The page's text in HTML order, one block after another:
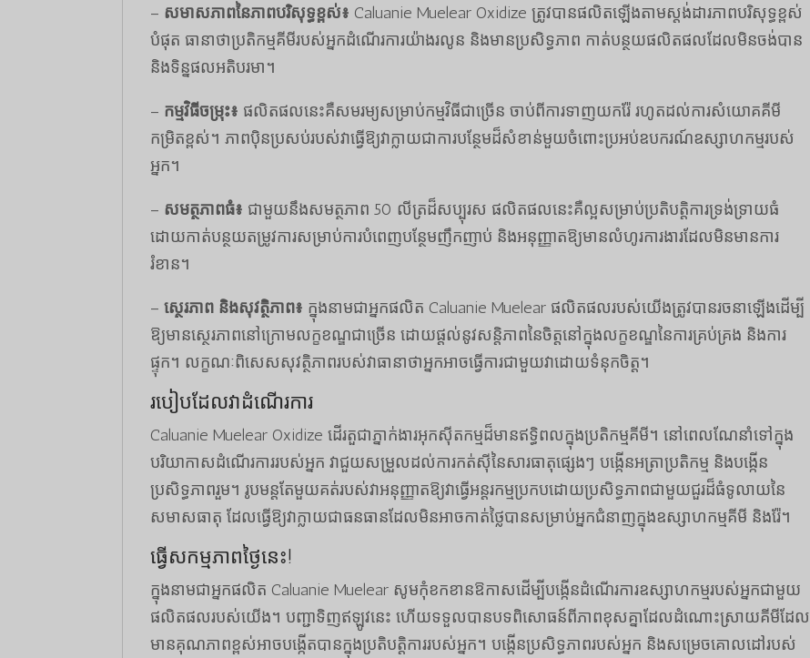
– សមាសភាពនៃភាពបរិសុទ្ធខ្ពស់៖ Caluanie Muelear Oxidize ត្រូវបានផលិតឡើងតាមស្តង់ដារភាពបរិសុទ្ធខ្ពស់
បំផុត ធានាថាប្រតិកម្មគីមីរបស់អ្នកដំណើរការយ៉ាងរលូន និងមានប្រសិទ្ធភាព កាត់បន្ថយផលិតផលដែលមិនចង់បាន
និងទិន្នផលអតិបរមា។
– កម្មវិធីចម្រុះ៖ ផលិតផលនេះគឺសមរម្យសម្រាប់កម្មវិធីជាច្រើន ចាប់ពីការទាញយករ៉ែ រហូតដល់ការសំយោគគីមី
កម្រិតខ្ពស់។ ភាពប៉ិនប្រសប់របស់វាធ្វើឱ្យវាក្លាយជាការបន្ថែមដ៏សំខាន់មួយចំពោះប្រអប់ឧបករណ៍ឧស្សាហកម្មរបស់
អ្នក។
– សមត្ថភាពធំ៖ ជាមួយនឹងសមត្ថភាព 50 លីត្រដ៏សប្បុរស ផលិតផលនេះគឺល្អសម្រាប់ប្រតិបត្តិការទ្រង់ទ្រាយធំ
ដោយកាត់បន្ថយតម្រូវការសម្រាប់ការបំពេញបន្ថែមញឹកញាប់ និងអនុញ្ញាតឱ្យមានលំហូរការងារដែលមិនមានការ
រំខាន។
–ស្ថេរភាព និងសុវត្ថិភាព៖ ក្នុងនាមជាអ្នកផលិត Caluanie Muelear ផលិតផលរបស់យើងត្រូវបានរចនាឡើងដើម្បី
ឱ្យមានស្ថេរភាពនៅក្រោមលក្ខខណ្ឌជាច្រើន ដោយផ្តល់នូវសន្តិភាពនៃចិត្តនៅក្នុងលក្ខខណ្ឌនៃការគ្រប់គ្រង និងការ
ផ្ទុក។ លក្ខណៈពិសេសសុវត្ថិភាពរបស់វាធានាថាអ្នកអាចធ្វើការជាមួយវាដោយទំនុកចិត្ត។
របៀបដែលវាដំណើរការ
Caluanie Muelear Oxidize ដើរតួជាភ្នាក់ងារអុកស៊ីតកម្មដ៏មានឥទ្ធិពលក្នុងប្រតិកម្មគីមី។ នៅពេលណែនាំទៅក្នុង
បរិយាកាសដំណើរការរបស់អ្នក វាជួយសម្រួលដល់ការកត់សុីនៃសារធាតុផ្សេងៗ បង្កើនអត្រាប្រតិកម្ម និងបង្កើន
ប្រសិទ្ធភាពរួម។ រូបមន្តតែមួយគត់របស់វាអនុញ្ញាតឱ្យវាធ្វើអន្តរកម្មប្រកបដោយប្រសិទ្ធភាពជាមួយជួរដ៏ធំទូលាយនៃ
សមាសធាតុ ដែលធ្វើឱ្យវាក្លាយជាធនធានដែលមិនអាចកាត់ថ្លៃបានសម្រាប់អ្នកជំនាញក្នុងឧស្សាហកម្មគីមី និងរ៉ែ។
ធ្វើសកម្មភាពថ្ងៃនេះ!
ក្នុងនាមជាអ្នកផលិត Caluanie Muelear សូមកុំខកខានឱកាសដើម្បីបង្កើនដំណើរការឧស្សាហកម្មរបស់អ្នកជាមួយ
ផលិតផលរបស់យើង។ បញ្ជាទិញឥឡូវនេះ ហើយទទួលបានបទពិសោធន៍ពីភាពខុសគ្នាដែលដំណោះស្រាយគីមីដែល
មានគុណភាពខ្ពស់អាចបង្កើតបានក្នុងប្រតិបត្តិការរបស់អ្នក។ បង្កើនប្រសិទ្ធភាពរបស់អ្នក និងសម្រេចគោលដៅរបស់